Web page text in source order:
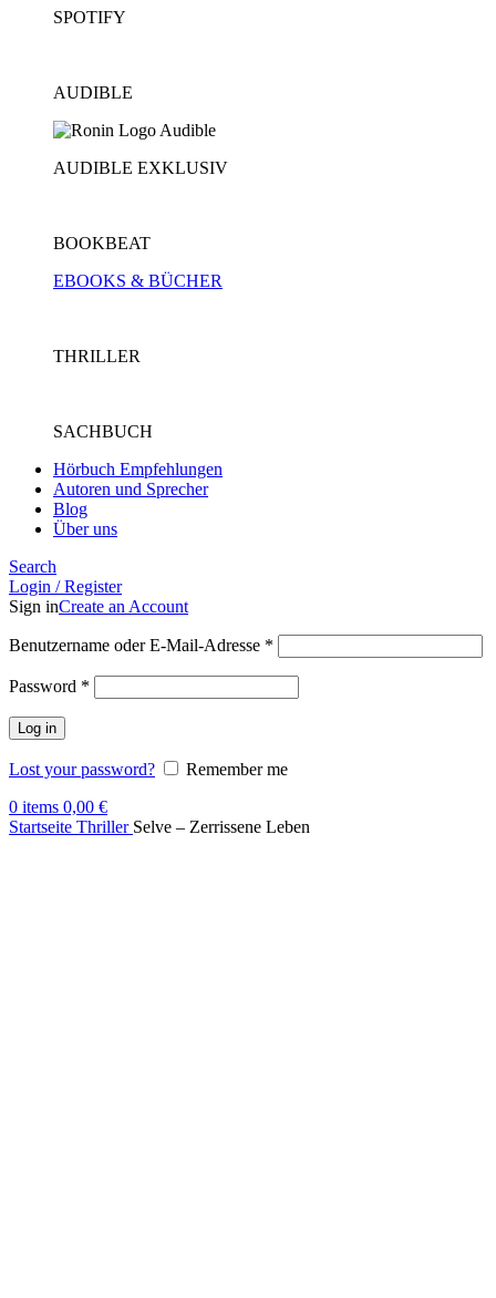
SPOTIFY
AUDIBLE
AUDIBLE EXKLUSIV
BOOKBEAT
EBOOKS & BÜCHER
THRILLER
SACHBUCH
Hörbuch Empfehlungen
Autoren und Sprecher
Blog
Über uns
Search
Login / Register
Sign inCreate an Account
Benutzername oder E-Mail-Adresse *
Password *
Log in
Lost your password?
Remember me
0 items 0,00 €
Startseite Thriller Selve – Zerrissene Leben